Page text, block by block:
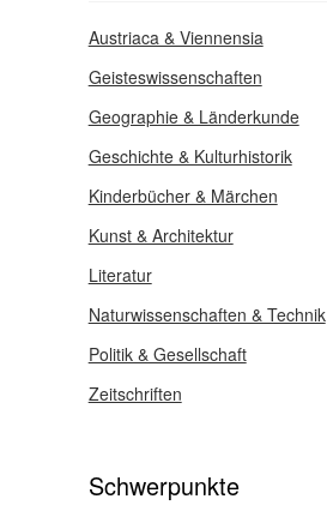
Austriaca & Viennensia
Geisteswissenschaften
Geographie & Länderkunde
Geschichte & Kulturhistorik
Kinderbücher & Märchen
Kunst & Architektur
Literatur
Naturwissenschaften & Technik
Politik & Gesellschaft
Zeitschriften
Schwerpunkte